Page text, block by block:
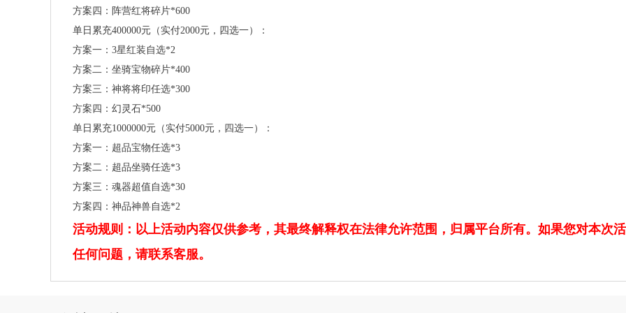
方案四：阵营红将碎片*600
单日累充400000元（实付2000元，四选一）：
方案一：3星红装自选*2
方案二：坐骑宝物碎片*400
方案三：神将将印任选*300
方案四：幻灵石*500
单日累充1000000元（实付5000元，四选一）：
方案一：超品宝物任选*3
方案二：超品坐骑任选*3
方案三：魂器超值自选*30
方案四：神品神兽自选*2
活动规则：以上活动内容仅供参考，其最终解释权在法律允许范围，归属平台所有。如果您对本次
任何问题，请联系客服。